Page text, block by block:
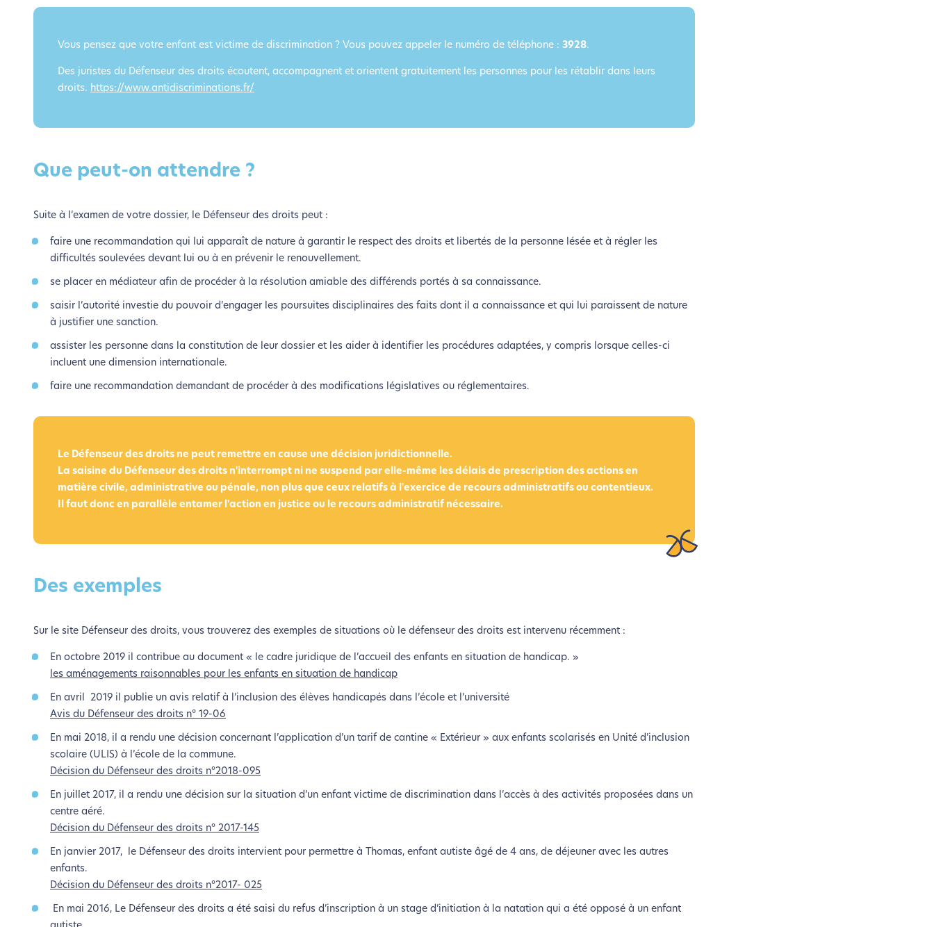
le parcourir dans son Mode Eco. Celui-ci sollicitera très peu nos serveurs et vous deviendrez ainsi un acteur majeur de l’écoconception.
Activer le Mode Eco Annuler
Vous pensez que votre enfant est victime de discrimination ? Vous pouvez appeler le numéro de téléphone : 3928.
Des juristes du Défenseur des droits écoutent, accompagnent et orientent gratuitement les personnes pour les rétablir dans leurs
droits. https://www.antidiscriminations.fr/
Que peut-on attendre ?
Suite à l’examen de votre dossier, le Défenseur des droits peut :
faire une recommandation qui lui apparaît de nature à garantir le respect des droits et libertés de la personne lésée et à régler les
difficultés soulevées devant lui ou à en prévenir le renouvellement.
se placer en médiateur afin de procéder à la résolution amiable des différends portés à sa connaissance.
saisir l’autorité investie du pouvoir d’engager les poursuites disciplinaires des faits dont il a connaissance et qui lui paraissent de nature
à justifier une sanction.
assister les personne dans la constitution de leur dossier et les aider à identifier les procédures adaptées, y compris lorsque celles-ci
incluent une dimension internationale.
faire une recommandation demandant de procéder à des modifications législatives ou réglementaires.
Le Défenseur des droits ne peut remettre en cause une décision juridictionnelle.
La saisine du Défenseur des droits n'interrompt ni ne suspend par elle-même les délais de prescription des actions en
matière civile, administrative ou pénale, non plus que ceux relatifs à l'exercice de recours administratifs ou contentieux.
Il faut donc en parallèle entamer l'action en justice ou le recours administratif nécessaire.
Des exemples
Sur le site Défenseur des droits, vous trouverez des exemples de situations où le défenseur des droits est intervenu récemment :
En octobre 2019 il contribue au document « le cadre juridique de l’accueil des enfants en situation de handicap. »
les aménagements raisonnables pour les enfants en situation de handicap
En avril 2019 il publie un avis relatif à l’inclusion des élèves handicapés dans l’école et l’université
Avis du Défenseur des droits n° 19-06
En mai 2018, il a rendu une décision concernant l’application d’un tarif de cantine « Extérieur » aux enfants scolarisés en Unité d’inclusion
scolaire (ULIS) à l’école de la commune.
Décision du Défenseur des droits n°2018-095
En juillet 2017, il a rendu une décision sur la situation d’un enfant victime de discrimination dans l’accès à des activités proposées dans un
centre aéré.
Décision du Défenseur des droits n° 2017-145
En janvier 2017, le Défenseur des droits intervient pour permettre à Thomas, enfant autiste âgé de 4 ans, de déjeuner avec les autres
enfants.
Décision du Défenseur des droits n°2017- 025
En mai 2016, Le Défenseur des droits a été saisi du refus d’inscription à un stage d’initiation à la natation qui a été opposé à un enfant